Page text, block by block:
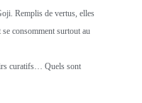
Remplis de vertus, elles
consomment surtout au
curatifs… Quels sont